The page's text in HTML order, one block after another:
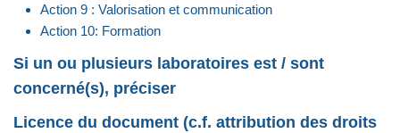
Action 9 : Valorisation et communication
Action 10: Formation
Si un ou plusieurs laboratoires est / sont
concerné(s), préciser
Licence du document (c.f. attribution des droits